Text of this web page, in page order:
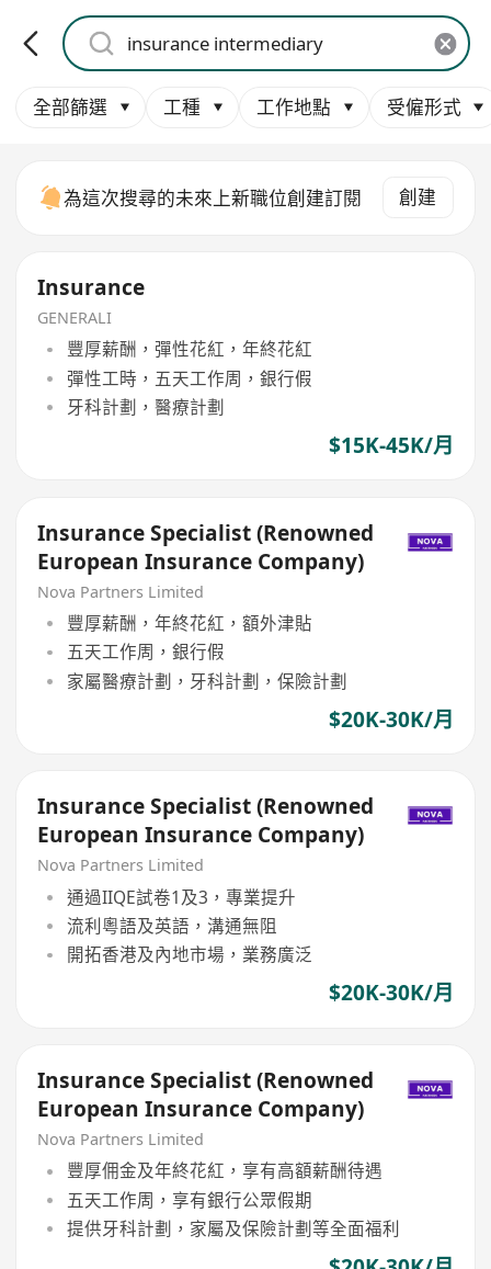
全部篩選 工種 工作地點 受僱形式
為這次搜尋的未來上新職位創建訂閱 創建
Insurance
GENERALI
豐厚薪酬，彈性花紅，年終花紅
彈性工時，五天工作周，銀行假
牙科計劃，醫療計劃
$15K-45K/月
Insurance Specialist (Renowned
European Insurance Company)
Nova Partners Limited
豐厚薪酬，年終花紅，額外津貼
五天工作周，銀行假
家屬醫療計劃，牙科計劃，保險計劃
$20K-30K/月
Insurance Specialist (Renowned
European Insurance Company)
Nova Partners Limited
通過IIQE試卷1及3，專業提升
流利粵語及英語，溝通無阻
開拓香港及內地市場，業務廣泛
$20K-30K/月
Insurance Specialist (Renowned
European Insurance Company)
Nova Partners Limited
豐厚佣金及年終花紅，享有高額薪酬待遇
五天工作周，享有銀行公眾假期
提供牙科計劃，家屬及保險計劃等全面福利